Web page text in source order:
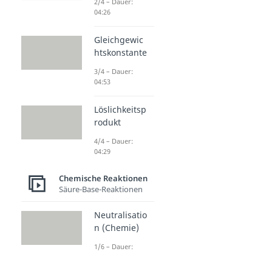
04:26
Gleichgewic
htskonstante
3/4 – Dauer:
04:53
Löslichkeitsp
rodukt
4/4 – Dauer:
04:29
Chemische Reaktionen
Säure-Base-Reaktionen
Neutralisatio
n (Chemie)
1/6 – Dauer: